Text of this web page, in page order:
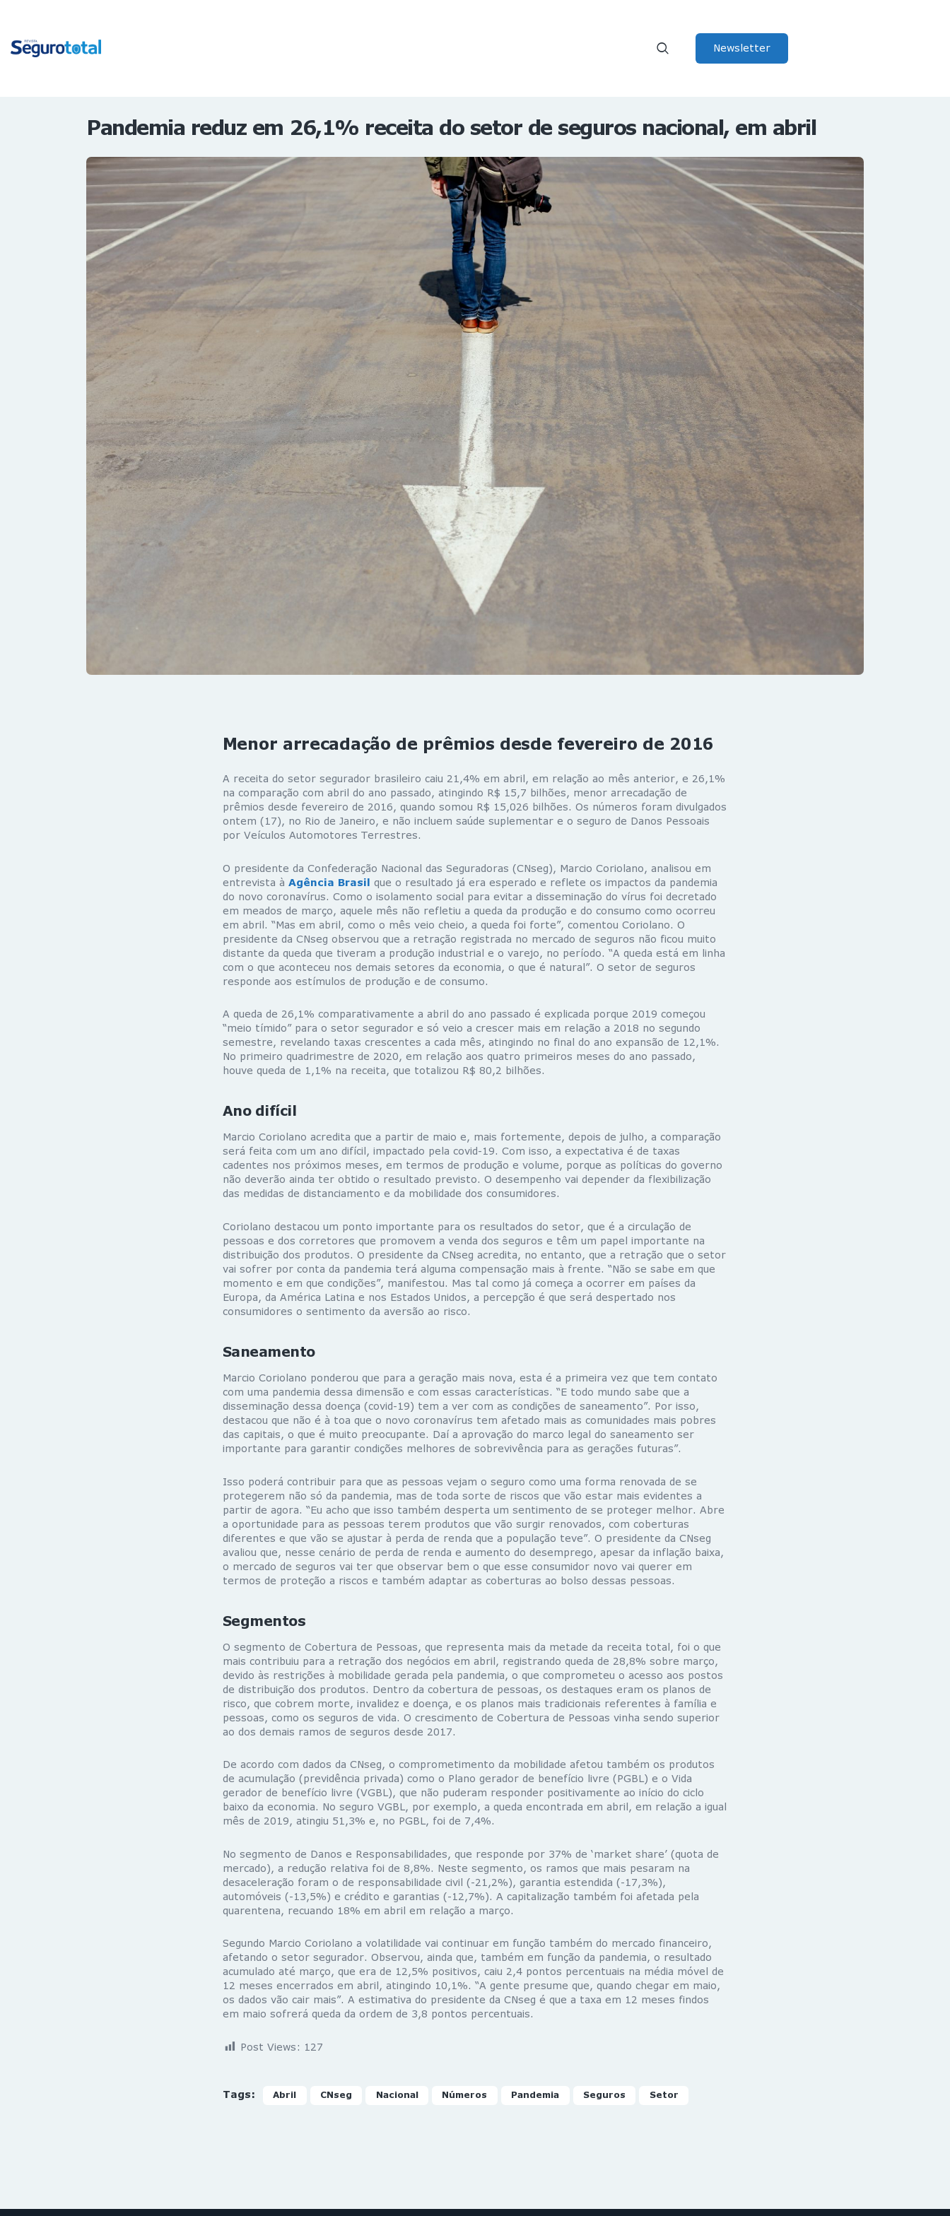
Newsletter
Pandemia reduz em 26,1% receita do setor de seguros nacional, em abril
Menor arrecadação de prêmios desde fevereiro de 2016
A receita do setor segurador brasileiro caiu 21,4% em abril, em relação ao mês anterior, e 26,1%
na comparação com abril do ano passado, atingindo R$ 15,7 bilhões, menor arrecadação de
prêmios desde fevereiro de 2016, quando somou R$ 15,026 bilhões. Os números foram divulgados
ontem (17), no Rio de Janeiro, e não incluem saúde suplementar e o seguro de Danos Pessoais
por Veículos Automotores Terrestres.
O presidente da Confederação Nacional das Seguradoras (CNseg), Marcio Coriolano, analisou em
entrevista à Agência Brasil que o resultado já era esperado e reflete os impactos da pandemia
do novo coronavírus. Como o isolamento social para evitar a disseminação do vírus foi decretado
em meados de março, aquele mês não refletiu a queda da produção e do consumo como ocorreu
em abril. “Mas em abril, como o mês veio cheio, a queda foi forte”, comentou Coriolano. O
presidente da CNseg observou que a retração registrada no mercado de seguros não ficou muito
distante da queda que tiveram a produção industrial e o varejo, no período. “A queda está em linha
com o que aconteceu nos demais setores da economia, o que é natural”. O setor de seguros
responde aos estímulos de produção e de consumo.
A queda de 26,1% comparativamente a abril do ano passado é explicada porque 2019 começou
“meio tímido” para o setor segurador e só veio a crescer mais em relação a 2018 no segundo
semestre, revelando taxas crescentes a cada mês, atingindo no final do ano expansão de 12,1%.
No primeiro quadrimestre de 2020, em relação aos quatro primeiros meses do ano passado,
houve queda de 1,1% na receita, que totalizou R$ 80,2 bilhões.
Ano difícil
Marcio Coriolano acredita que a partir de maio e, mais fortemente, depois de julho, a comparação
será feita com um ano difícil, impactado pela covid-19. Com isso, a expectativa é de taxas
cadentes nos próximos meses, em termos de produção e volume, porque as políticas do governo
não deverão ainda ter obtido o resultado previsto. O desempenho vai depender da flexibilização
das medidas de distanciamento e da mobilidade dos consumidores.
Coriolano destacou um ponto importante para os resultados do setor, que é a circulação de
pessoas e dos corretores que promovem a venda dos seguros e têm um papel importante na
distribuição dos produtos. O presidente da CNseg acredita, no entanto, que a retração que o setor
vai sofrer por conta da pandemia terá alguma compensação mais à frente. “Não se sabe em que
momento e em que condições”, manifestou. Mas tal como já começa a ocorrer em países da
Europa, da América Latina e nos Estados Unidos, a percepção é que será despertado nos
consumidores o sentimento da aversão ao risco.
Saneamento
Marcio Coriolano ponderou que para a geração mais nova, esta é a primeira vez que tem contato
com uma pandemia dessa dimensão e com essas características. “E todo mundo sabe que a
disseminação dessa doença (covid-19) tem a ver com as condições de saneamento”. Por isso,
destacou que não é à toa que o novo coronavírus tem afetado mais as comunidades mais pobres
das capitais, o que é muito preocupante. Daí a aprovação do marco legal do saneamento ser
importante para garantir condições melhores de sobrevivência para as gerações futuras”.
Isso poderá contribuir para que as pessoas vejam o seguro como uma forma renovada de se
protegerem não só da pandemia, mas de toda sorte de riscos que vão estar mais evidentes a
partir de agora. “Eu acho que isso também desperta um sentimento de se proteger melhor. Abre
a oportunidade para as pessoas terem produtos que vão surgir renovados, com coberturas
diferentes e que vão se ajustar à perda de renda que a população teve”. O presidente da CNseg
avaliou que, nesse cenário de perda de renda e aumento do desemprego, apesar da inflação baixa,
o mercado de seguros vai ter que observar bem o que esse consumidor novo vai querer em
termos de proteção a riscos e também adaptar as coberturas ao bolso dessas pessoas.
Segmentos
O segmento de Cobertura de Pessoas, que representa mais da metade da receita total, foi o que
mais contribuiu para a retração dos negócios em abril, registrando queda de 28,8% sobre março,
devido às restrições à mobilidade gerada pela pandemia, o que comprometeu o acesso aos postos
de distribuição dos produtos. Dentro da cobertura de pessoas, os destaques eram os planos de
risco, que cobrem morte, invalidez e doença, e os planos mais tradicionais referentes à família e
pessoas, como os seguros de vida. O crescimento de Cobertura de Pessoas vinha sendo superior
ao dos demais ramos de seguros desde 2017.
De acordo com dados da CNseg, o comprometimento da mobilidade afetou também os produtos
de acumulação (previdência privada) como o Plano gerador de benefício livre (PGBL) e o Vida
gerador de benefício livre (VGBL), que não puderam responder positivamente ao início do ciclo
baixo da economia. No seguro VGBL, por exemplo, a queda encontrada em abril, em relação a igual
mês de 2019, atingiu 51,3% e, no PGBL, foi de 7,4%.
No segmento de Danos e Responsabilidades, que responde por 37% de ‘market share’ (quota de
mercado), a redução relativa foi de 8,8%. Neste segmento, os ramos que mais pesaram na
desaceleração foram o de responsabilidade civil (-21,2%), garantia estendida (-17,3%),
automóveis (-13,5%) e crédito e garantias (-12,7%). A capitalização também foi afetada pela
quarentena, recuando 18% em abril em relação a março.
Segundo Marcio Coriolano a volatilidade vai continuar em função também do mercado financeiro,
afetando o setor segurador. Observou, ainda que, também em função da pandemia, o resultado
acumulado até março, que era de 12,5% positivos, caiu 2,4 pontos percentuais na média móvel de
12 meses encerrados em abril, atingindo 10,1%. “A gente presume que, quando chegar em maio,
os dados vão cair mais”. A estimativa do presidente da CNseg é que a taxa em 12 meses findos
em maio sofrerá queda da ordem de 3,8 pontos percentuais.
Post Views: 127
Tags: Abril CNseg Nacional Números Pandemia Seguros Setor